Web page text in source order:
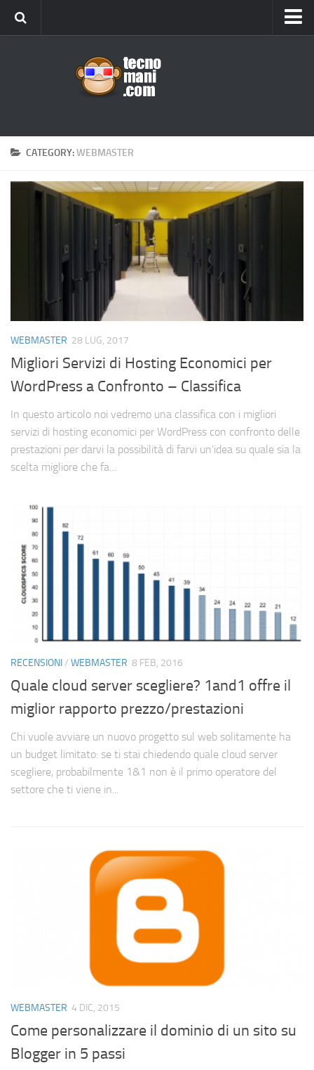
Windows
News
Recensioni
Contact Us
Cerca
CATEGORY:WEBMASTER
WEBMASTER 28 LUG, 2017
Migliori Servizi di Hosting Economici per
WordPress a Confronto – Classifica
In questo articolo noi vedremo una classifica con i migliori
servizi di hosting economici per WordPress con confronto delle
prestazioni per darvi la possibilità di farvi un’idea su quale sia la
scelta migliore che fa...
RECENSIONI/ WEBMASTER 8 FEB, 2016
Quale cloud server scegliere? 1and1 offre il
miglior rapporto prezzo/prestazioni
Chi vuole avviare un nuovo progetto sul web solitamente ha
un budget limitato: se ti stai chiedendo quale cloud server
scegliere, probabilmente 1&1 non è il primo operatore del
settore che ti viene in...
WEBMASTER 4 DIC, 2015
Come personalizzare il dominio di un sito su
Blogger in 5 passi